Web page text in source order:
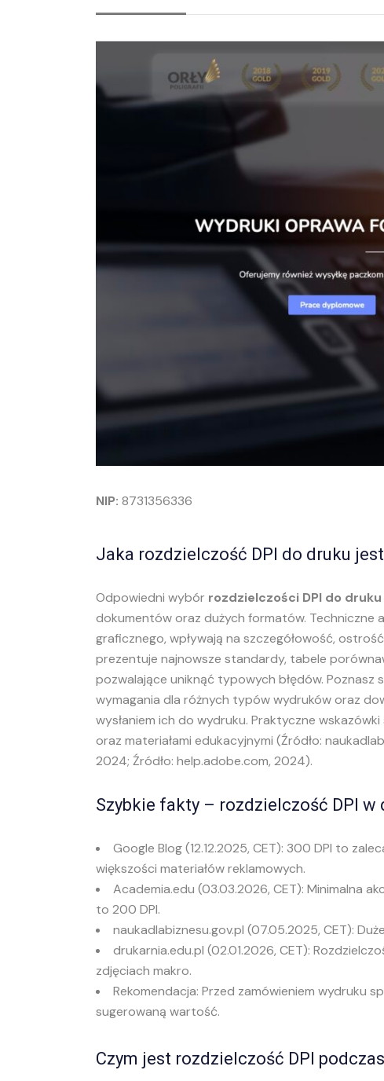
NIP: 8731356336
Jaka rozdzielczość DPI do druku
Odpowiedni wybór rozdzielczości DPI do druku
dokumentów oraz dużych formatów. Techniczne
graficznego, wpływają na szczegółowość,
prezentuje najnowsze standardy, tabele
pozwalające uniknąć typowych błędów.
wymagania dla różnych typów wydruków oraz
wysłaniem ich do wydruku. Praktyczne
oraz materiałami edukacyjnymi (Źródło:
2024; Źródło: help.adobe.com, 2024).
Szybkie fakty – rozdzielczość DPI w
Google Blog (12.12.2025, CET): 300 DPI to
większości materiałów reklamowych.
Academia.edu (03.03.2026, CET): Minimalna
to 200 DPI.
naukadlabiznesu.gov.pl (07.05.2025, CET):
drukarnia.edu.pl (02.01.2026, CET):
zdjęciach makro.
Rekomendacja: Przed zamówieniem wydruku
sugerowaną wartość.
Czym jest rozdzielczość DPI